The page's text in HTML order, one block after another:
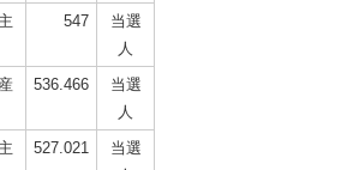
547
当選
人
536.466
当選
人
527.021
当選